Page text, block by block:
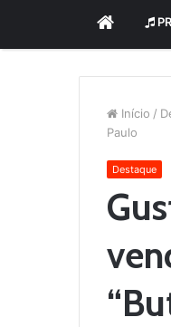
INÍCIO
Início /
Paulo
Destaque